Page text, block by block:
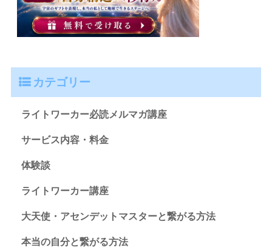
カテゴリー
ライトワーカー必読メルマガ講座
サービス内容・料金
体験談
ライトワーカー講座
大天使・アセンデットマスターと繋がる方法
本当の自分と繋がる方法